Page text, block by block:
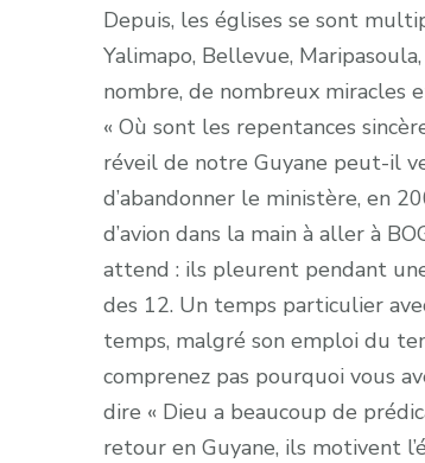
Depuis, les églises se sont
Yalimapo, Bellevue,
nombre, de nombreux miracles
« Où sont les repentances
réveil de notre Guyane peut-il
d’abandonner le ministère, en
d’avion dans la main à aller à
attend : ils pleurent pendant
des 12. Un temps particulier
temps, malgré son emploi du
comprenez pas pourquoi vous
dire « Dieu a beaucoup de
retour en Guyane, ils motivent